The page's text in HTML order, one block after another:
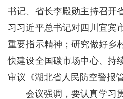
书记、省长李殿勋主持召开
习习近平总书记对四川宜宾
重要指示精神；研究做好乡
快建设全国碳市场中心、持
审议《湖北省人民防空警报
会议强调，要认真学习